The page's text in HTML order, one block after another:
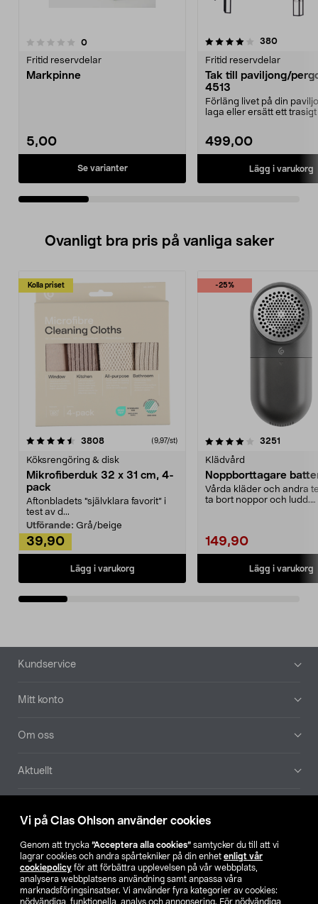
Vi på Clas Ohlson använder cookies
Genom att trycka ”Acceptera alla cookies” samtycker du till att vi
lagrar cookies och andra spårtekniker på din enhet enligt vår
cookiepolicy för att förbättra upplevelsen på vår webbplats,
analysera webbplatsens användning samt anpassa våra
marknadsföringsinsatser. Vi använder fyra kategorier av cookies:
nödvändiga, funktionella, analys och annonsering. För nödvändiga
0recensioner
Fritid reservdelar
Markpinne
5,00
Se varianter
4.0av 5 stjärnor 380
Fritid reservdelar
Tak till paviljong/
4513
Förläng livet på din
laga eller ersätt ett trasigt
499,00
Lägg i varukorg
0.0 av 5 stjärnor
Ovanligt bra pris på vanliga saker
Kolla priset
3808recensioner (9,97/st)
Köksrengöring & disk
Mikrofiberduk 32 x 31 cm, 4-
pack
Aftonbladets "självklara favorit” i
test av d...
Utförande: Grå/beige
39,90
Lägg i varukorg
-25%
4.0av 5 stjärnor 3251
Klädvård
Noppborttagare
Vårda kläder och andra
ta bort noppor och ludd.
149,90
Lägg i varukorg
4.5av 5 stjärnor
Sidfot
Kundservice
Mitt konto
Om oss
Aktuellt
Hitta butik
SE NO FI